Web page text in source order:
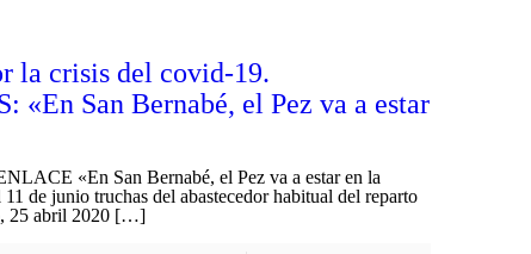
la crisis del covid-19.
San Bernabé, el Pez va a estar
«En San Bernabé, el Pez va a estar en la
de junio truchas del abastecedor habitual del reparto
25 abril 2020 […]